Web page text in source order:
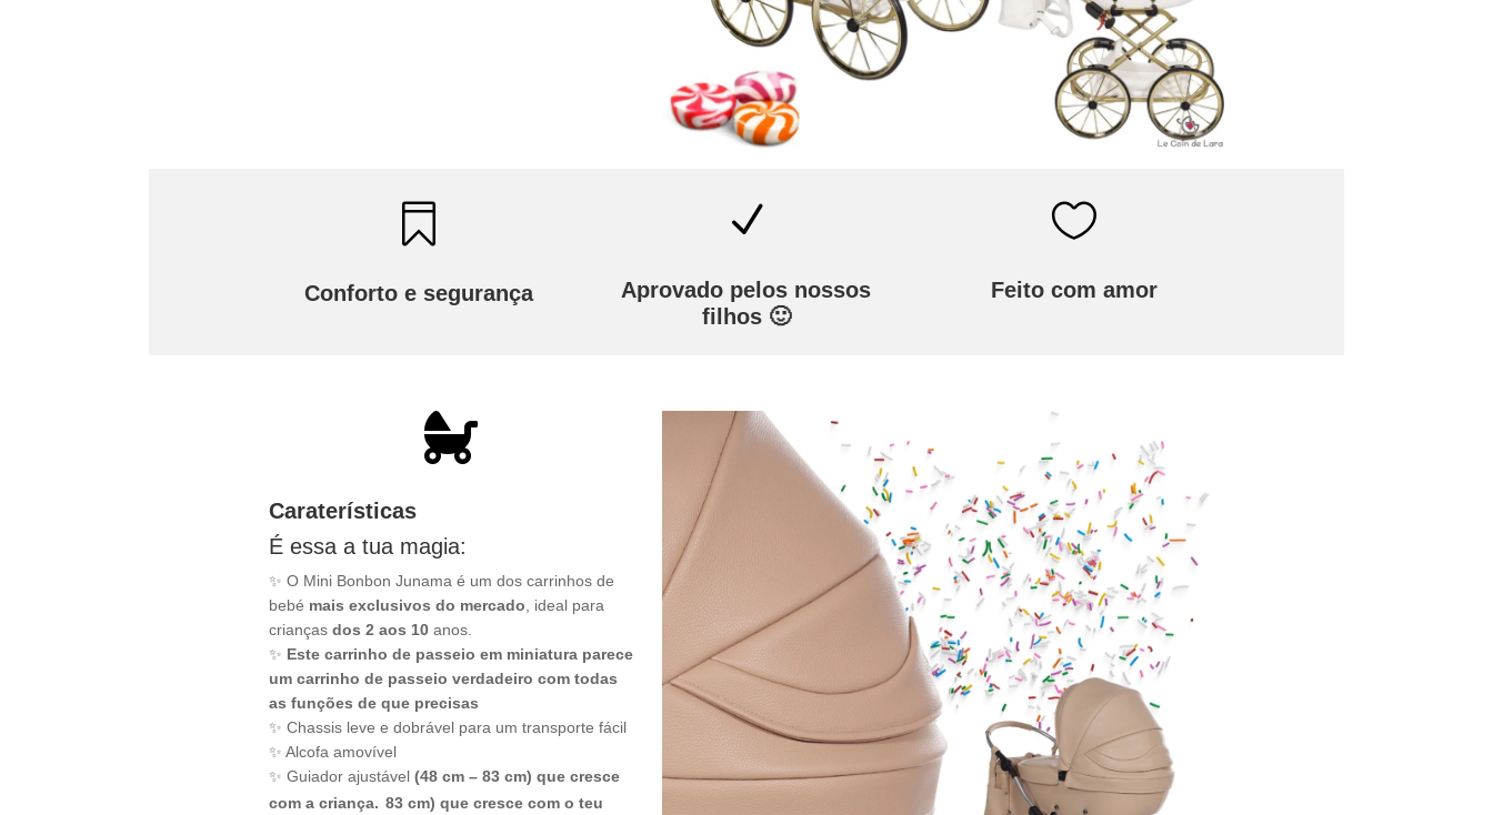

Conforto e segurança
N
Aprovado pelos nossos
filhos 🙂

Feito com amor

Caraterísticas
É essa a tua magia:
✨ O Mini Bonbon Junama é um dos carrinhos de
bebé mais exclusivos do mercado, ideal para
criançasdos 2 aos 10anos.
✨ Este carrinho de passeio em miniatura parece
um carrinho de passeio verdadeiro com todas
as funções de que precisas
✨ Chassis leve e dobrável para um transporte fácil
✨ Alcofa amovível
✨ Guiador ajustável (48 cm – 83 cm) que cresce
com a criança. 83 cm) que cresce com o teu